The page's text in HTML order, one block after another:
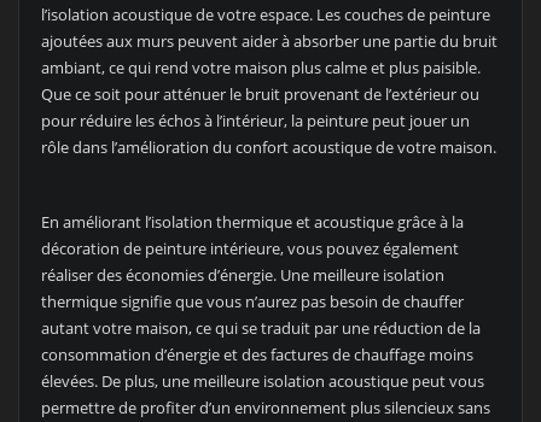
l’isolation acoustique de votre espace. Les couches de peinture
ajoutées aux murs peuvent aider à absorber une partie du bruit
ambiant, ce qui rend votre maison plus calme et plus paisible.
Que ce soit pour atténuer le bruit provenant de l’extérieur ou
pour réduire les échos à l’intérieur, la peinture peut jouer un
rôle dans l’amélioration du confort acoustique de votre maison.
En améliorant l’isolation thermique et acoustique grâce à la
décoration de peinture intérieure, vous pouvez également
réaliser des économies d’énergie. Une meilleure isolation
thermique signifie que vous n’aurez pas besoin de chauffer
autant votre maison, ce qui se traduit par une réduction de la
consommation d’énergie et des factures de chauffage moins
élevées. De plus, une meilleure isolation acoustique peut vous
permettre de profiter d’un environnement plus silencieux sans